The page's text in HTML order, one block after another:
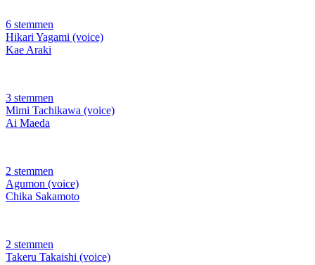
6 stemmen
Hikari Yagami (voice)
Kae Araki
3 stemmen
Mimi Tachikawa (voice)
Ai Maeda
2 stemmen
Agumon (voice)
Chika Sakamoto
2 stemmen
Takeru Takaishi (voice)